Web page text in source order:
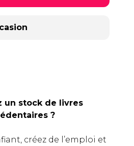
un stock de livres
?
créez de l’emploi et